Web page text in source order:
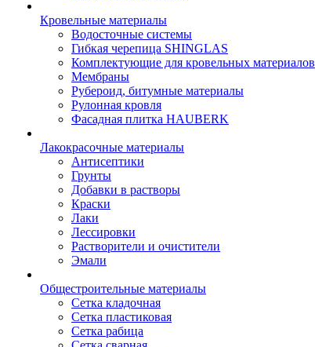
Кровельные материалы
Водосточные системы
Гибкая черепица SHINGLAS
Комплектующие для кровельных материалов
Мембраны
Рубероид, битумные материалы
Рулонная кровля
Фасадная плитка HAUBERK
Лакокрасочные материалы
Антисептики
Грунты
Добавки в растворы
Краски
Лаки
Лессировки
Растворители и очистители
Эмали
Общестроительные материалы
Сетка кладочная
Сетка пластиковая
Сетка рабица